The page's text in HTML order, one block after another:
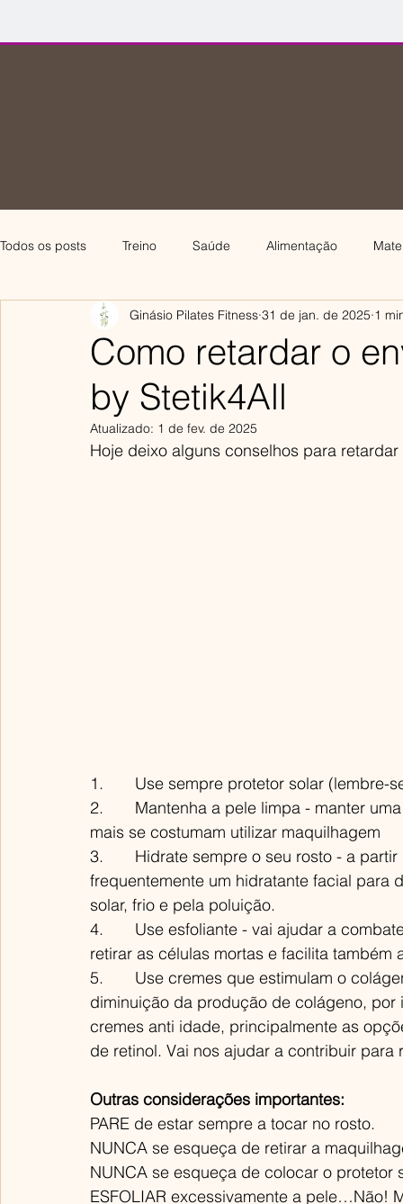
Todos os posts Treino Saúde Alimentação
Como retardar o
by Stetik4All
Ginásio Pilates Fitness 31 de jan. de 2025 1
Atualizado: 1 de fev. de 2025
Hoje deixo alguns conselhos para
1.       Use sempre protetor solar
2.       Mantenha a pele limpa - manter
mais se costumam utilizar maquilhagem
3.       Hidrate sempre o seu rosto - a
frequentemente um hidratante facial
solar, frio e pela poluição.
4.       Use esfoliante - vai ajudar a
retirar as células mortas e facilita
5.       Use cremes que estimulam o
diminuição da produção de colágeno,
cremes anti idade, principalmente as
de retinol. Vai nos ajudar a contribuir para
Outras considerações importantes:
PARE de estar sempre a tocar no rosto.
NUNCA se esqueça de retirar a
NUNCA se esqueça de colocar o protetor
ESFOLIAR excessivamente a pele…Não!